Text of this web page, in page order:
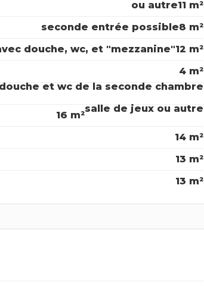
11 m²
ou autre
8 m²
seconde entrée possible
12 m²
douche, wc, et "mezzanine"
4 m²
douche et wc de la seconde chambre
salle de jeux ou autre
16 m²
14 m²
13 m²
13 m²